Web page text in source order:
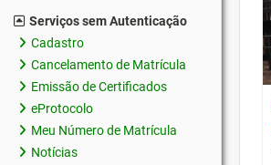
Serviços sem Autenticação
Cadastro
Cancelamento de Matrícula
Emissão de Certificados
eProtocolo
Meu Número de Matrícula
Notícias